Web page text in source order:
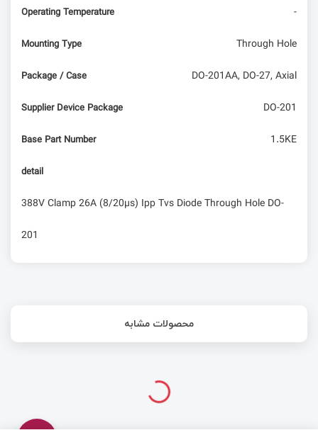
Operating Temperature -
Mounting Type Through Hole
Package / Case DO-201AA, DO-27, Axial
Supplier Device Package DO-201
Base Part Number 1.5KE
detail
388V Clamp 26A (8/20µs) Ipp Tvs Diode Through Hole DO-
201
محصولات مشابه